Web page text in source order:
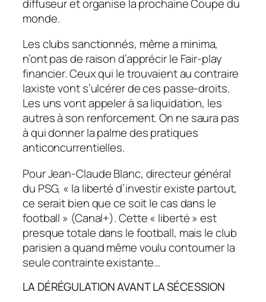
diffuseur et organise la prochaine Coupe du
monde.
Les clubs sanctionnés, mêmea minima,
n’ont pas de raison d’apprécir le Fair-play
financier. Ceux qui le trouvaient au contraire
laxiste vont s’ulcérer de ces passe-droits.
Les uns vont appeler à sa liquidation, les
autres à son renforcement. On ne saura pas
à qui donner la palme des pratiques
anticoncurrentielles.
Pour Jean-Claude Blanc, directeur général
du PSG, « la liberté d’investir existe partout,
ce serait bien que ce soit le cas dans le
football » (Canal+). Cette « liberté » est
presque totale dans le football, mais le club
parisien a quand même voulu contourner la
seule contrainte existante…
LA DÉRÉGULATION AVANT LA SÉCESSION